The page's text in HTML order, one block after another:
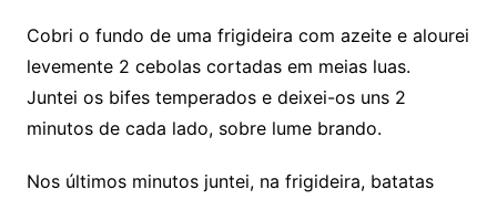
Cobri o fundo de uma frigideira com azeite e alourei
levemente 2 cebolas cortadas em meias luas.
Juntei os bifes temperados e deixei-os uns 2
minutos de cada lado, sobre lume brando.
Nos últimos minutos juntei, na frigideira, batatas